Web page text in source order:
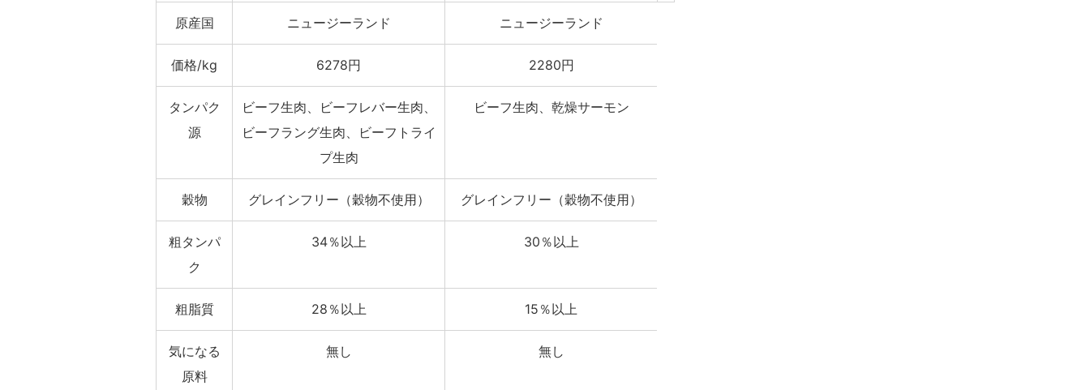
原産国 ニュージーランド ニュージーランド
価格/kg 6278円 2280円
タンパク
源
ビーフ生肉、ビーフレバー生肉、
ビーフラング生肉、ビーフトライ
プ生肉
ビーフ生肉、乾燥サーモン
穀物 グレインフリー（穀物不使用） グレインフリー（穀物不使用）
粗タンパ
ク
34％以上 30％以上
粗脂質 28％以上 15％以上
気になる
原料
無し 無し